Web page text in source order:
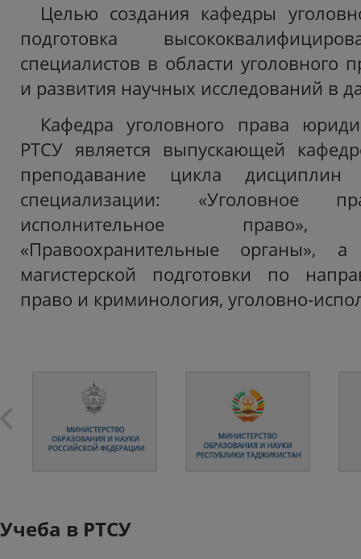
Целью создания кафедры
подготовка
специалистов в области уголовного
и развития научных исследований в
Кафедра уголовного права
РТСУ является выпускающей
преподавание цикла дисциплин
специализации: «Уголовное
исполнительное право»,
«Правоохранительные органы»,
магистерской подготовки по
право и криминология, уголовно-
Учеба в РТСУ